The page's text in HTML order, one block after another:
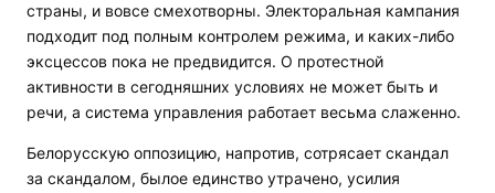
страны, и вовсе смехотворны. Электоральная кампания
подходит под полным контролем режима, и каких-либо
эксцессов пока не предвидится. О протестной
активности в сегодняшних условиях не может быть и
речи, а система управления работает весьма слаженно.
Белорусскую оппозицию, напротив, сотрясает скандал
за скандалом, былое единство утрачено, усилия